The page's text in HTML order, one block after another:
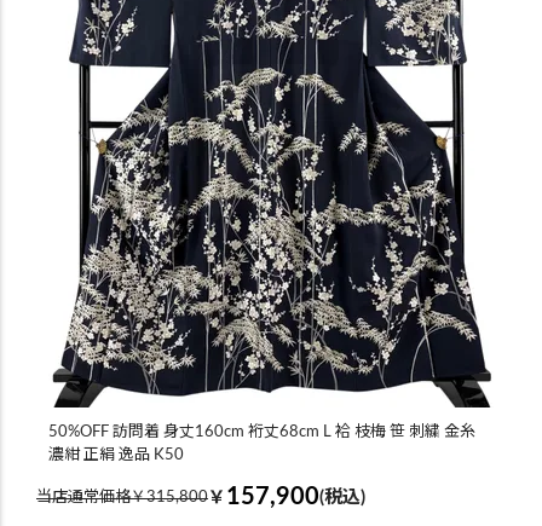
50%OFF 訪問着 身丈160cm 裄丈68cm L 袷 枝梅 笹 刺繍 金糸
濃紺 正絹 逸品 K50
当店通常価格￥315,800￥ 157,900(税込)